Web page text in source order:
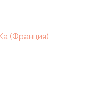
(Франция)